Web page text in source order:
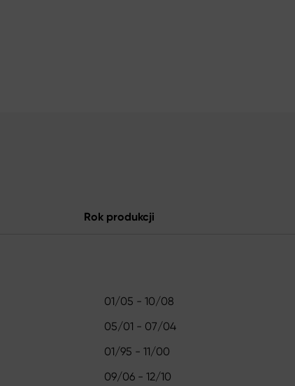
Rok produkcji
01/05 - 10/08
05/01 - 07/04
01/95 - 11/00
09/06 - 12/10